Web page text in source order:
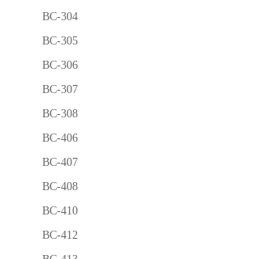
BC-304
BC-305
BC-306
BC-307
BC-308
BC-406
BC-407
BC-408
BC-410
BC-412